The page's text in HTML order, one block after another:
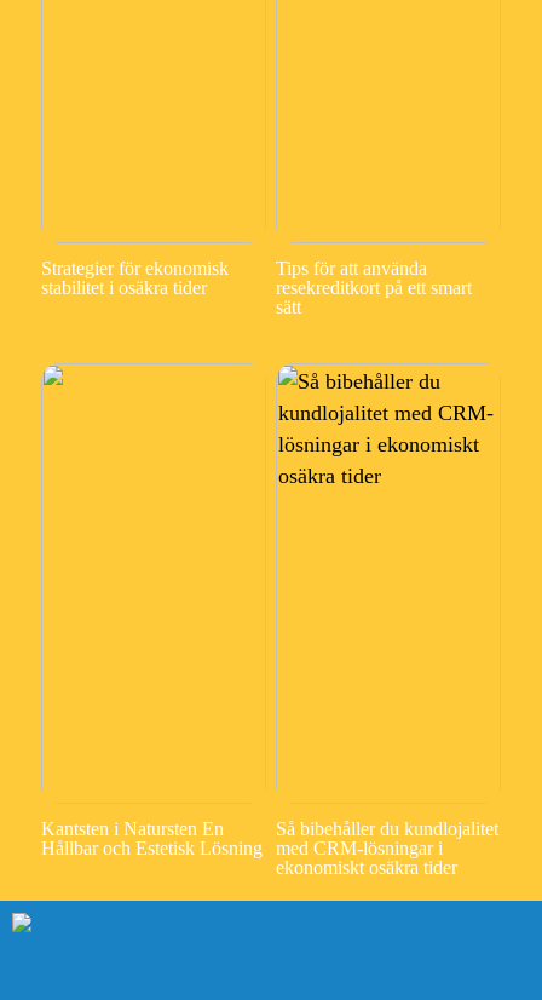
Strategier för ekonomisk
stabilitet i osäkra tider
Tips för att använda
resekreditkort på ett smart
sätt
Kantsten i Natursten En
Hållbar och Estetisk Lösning
Så bibehåller du kundlojalitet
med CRM-lösningar i
ekonomiskt osäkra tider